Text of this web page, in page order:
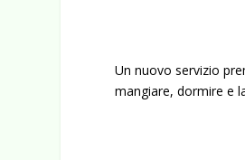
Un nuovo servizio
mangiare, dormire e